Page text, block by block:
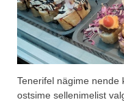
Tenerifel nägime nende
ostsime sellenimelist